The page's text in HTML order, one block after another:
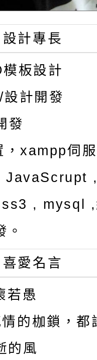
設計專長
板設計
計開發
發
xampp伺
JavaScrupt
, mysql ,
。
喜愛名言
若愚
的枷鎖，都
的風